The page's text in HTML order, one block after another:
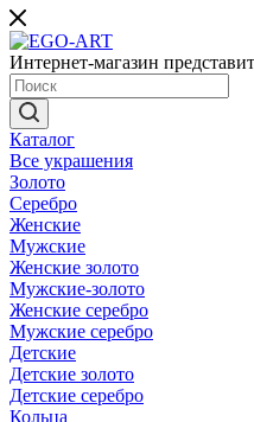
Интернет-магазин
Каталог
Все украшения
Золото
Серебро
Женские
Мужские
Женские золото
Мужские-золото
Женские серебро
Мужские серебро
Детские
Детские золото
Детские серебро
Кольца